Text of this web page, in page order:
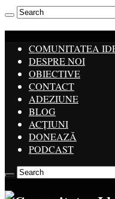
COMUNITATEA
DESPRE NOI
OBIECTIVE
CONTACT
ADEZIUNE
BLOG
ACȚIUNI
DONEAZĂ
PODCAST